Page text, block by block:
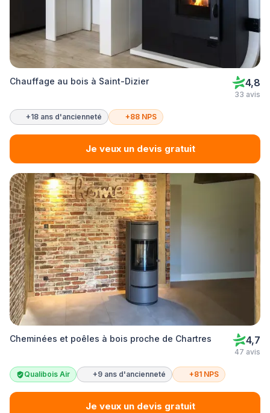
Chauffage au bois à Saint-Dizier 4,8
33 avis
+18 ans d'ancienneté +88 NPS
Je veux un devis gratuit
Cheminées et poêles à bois proche de Chartres 4,7
47 avis
Qualibois Air +9 ans d'ancienneté +81 NPS
Je veux un devis gratuit